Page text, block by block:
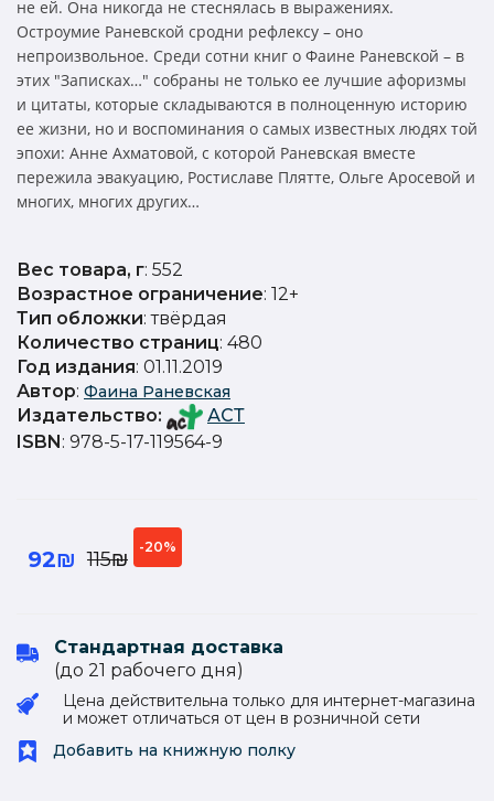
не ей. Она никогда не стеснялась в выражениях.
Остроумие Раневской сродни рефлексу – оно
непроизвольное. Среди сотни книг о Фаине Раневской – в
этих "Записках…" собраны не только ее лучшие афоризмы
и цитаты, которые складываются в полноценную историю
ее жизни, но и воспоминания о самых известных людях той
эпохи: Анне Ахматовой, с которой Раневская вместе
пережила эвакуацию, Ростиславе Плятте, Ольге Аросевой и
многих, многих других…
Вес товара, г: 552
Возрастное ограничение: 12+
Тип обложки: твёрдая
Количество страниц: 480
Год издания: 01.11.2019
Автор: Фаина Раневская
Издательство:
АСТ
ISBN: 978-5-17-119564-9
92₪ 115₪
-20%
Стандартная доставка
(до 21 рабочего дня)
Цена действительна только для интернет-магазина
и может отличаться от цен в розничной сети
Добавить на книжную полку